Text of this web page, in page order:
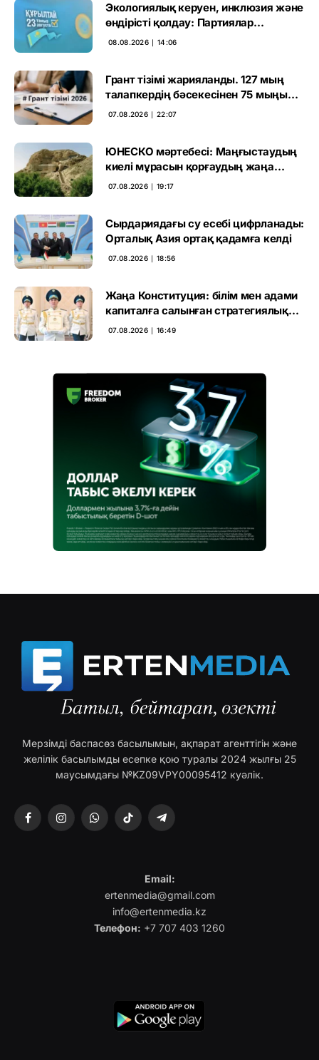
Экологиялық керуен, инклюзия және
өндірісті қолдау: Партиялар
өңірлерде қандай мәселе көтерді
08.08.2026 ∣ 14:06
Грант тізімі жарияланды. 127 мың
талапкердің бәсекесінен 75 мыңы
өтті
07.08.2026 ∣ 22:07
ЮНЕСКО мәртебесі: Маңғыстаудың
киелі мұрасын қорғаудың жаңа
кезеңі басталды
07.08.2026 ∣ 19:17
Сырдариядағы су есебі цифрланады:
Орталық Азия ортақ қадамға келді
07.08.2026 ∣ 18:56
Жаңа Конституция: білім мен адами
капиталға салынған стратегиялық
негіз
07.08.2026 ∣ 16:49
Мерзімді баспасөз басылымын, ақпарат агенттігін және
желілік басылымды есепке қою туралы 2024 жылғы 25
маусымдағы №KZ09VPY00095412 куәлік.
FacebookInstagramWhatsAppTikTok Telegram
Email:
ertenmedia@gmail.com
info@ertenmedia.kz
Телефон: +7 707 403 1260